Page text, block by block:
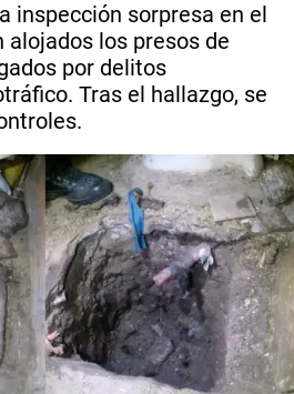
inspección sorpresa en el
alojados los presos de
por delitos
Tras el hallazgo, se